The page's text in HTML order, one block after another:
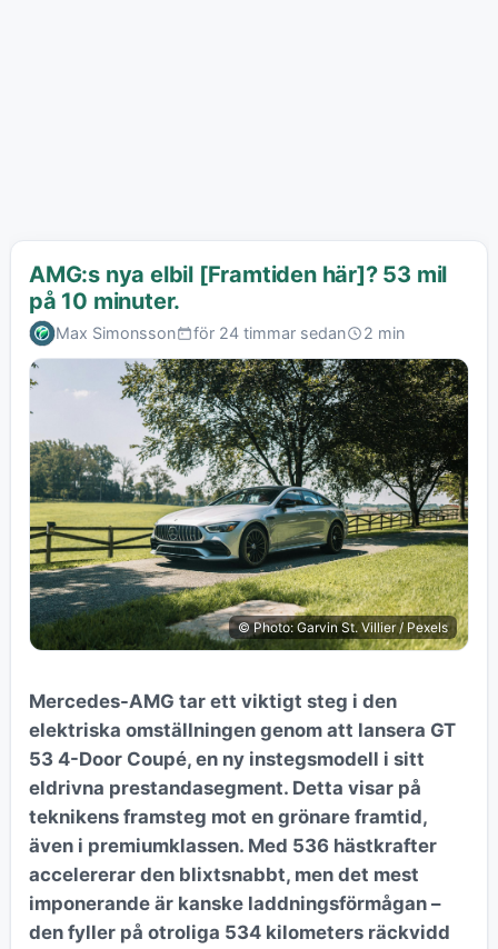
AMG:s nya elbil [Framtiden här]? 53 mil
på 10 minuter.
Max Simonsson för 24 timmar sedan 2 min
© Photo: Garvin St. Villier / Pexels
Mercedes-AMG tar ett viktigt steg i den
elektriska omställningen genom att lansera GT
53 4-Door Coupé, en ny instegsmodell i sitt
eldrivna prestandasegment. Detta visar på
teknikens framsteg mot en grönare framtid,
även i premiumklassen. Med 536 hästkrafter
accelererar den blixtsnabbt, men det mest
imponerande är kanske laddningsförmågan –
den fyller på otroliga 534 kilometers räckvidd